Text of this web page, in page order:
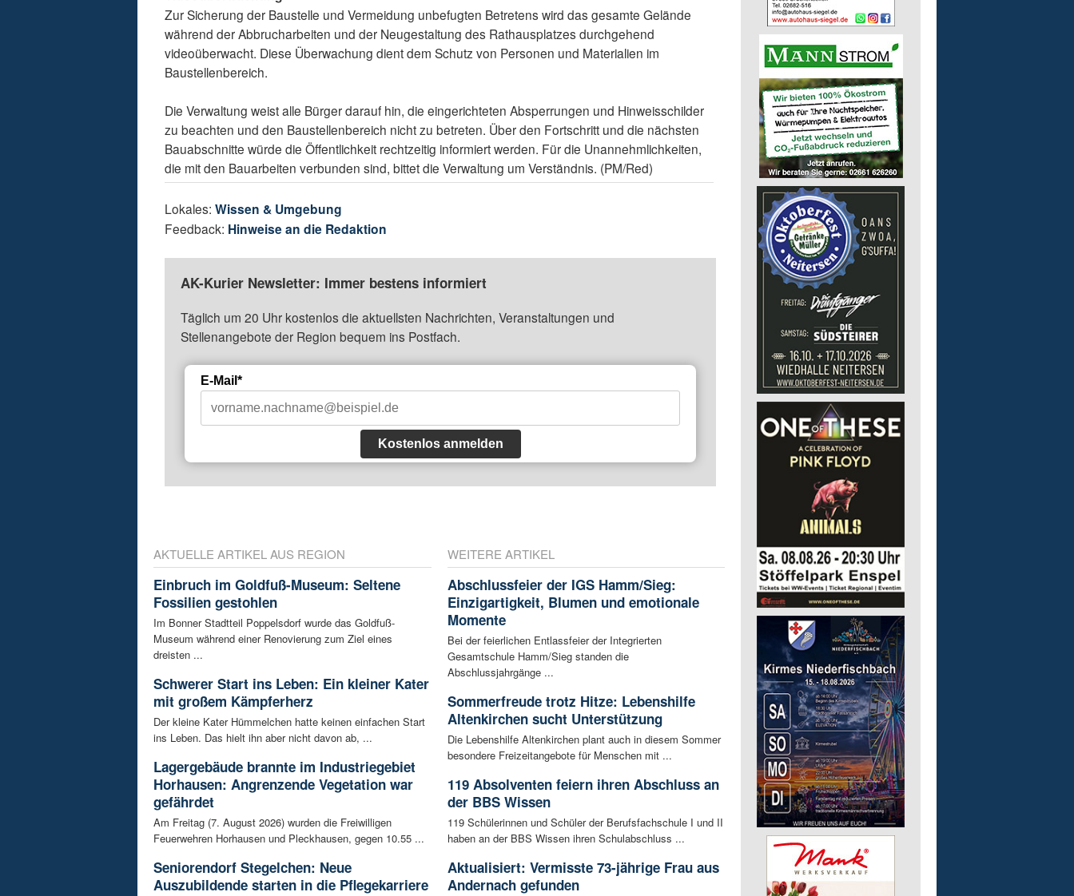
Zur Sicherung der Baustelle und Vermeidung unbefugten Betretens wird das gesamte Gelände
während der Abbrucharbeiten und der Neugestaltung des Rathausplatzes durchgehend
videoüberwacht. Diese Überwachung dient dem Schutz von Personen und Materialien im
Baustellenbereich.
Die Verwaltung weist alle Bürger darauf hin, die eingerichteten Absperrungen und Hinweisschilder
zu beachten und den Baustellenbereich nicht zu betreten. Über den Fortschritt und die nächsten
Bauabschnitte würde die Öffentlichkeit rechtzeitig informiert werden. Für die Unannehmlichkeiten,
die mit den Bauarbeiten verbunden sind, bittet die Verwaltung um Verständnis. (PM/Red)
Lokales:Wissen & Umgebung
Feedback: Hinweise an die Redaktion
AK-Kurier Newsletter: Immer bestens informiert
Täglich um 20 Uhr kostenlos die aktuellsten Nachrichten, Veranstaltungen und
Stellenangebote der Region bequem ins Postfach.
E-Mail*
Kostenlos anmelden
AKTUELLE ARTIKEL AUS REGION
Einbruch im Goldfuß-Museum: Seltene
Fossilien gestohlen
Im Bonner Stadtteil Poppelsdorf wurde das Goldfuß-
Museum während einer Renovierung zum Ziel eines
dreisten ...
Schwerer Start ins Leben: Ein kleiner Kater
mit großem Kämpferherz
Der kleine Kater Hümmelchen hatte keinen einfachen Start
ins Leben. Das hielt ihn aber nicht davon ab, ...
Lagergebäude brannte im Industriegebiet
Horhausen: Angrenzende Vegetation war
gefährdet
Am Freitag (7. August 2026) wurden die Freiwilligen
Feuerwehren Horhausen und Pleckhausen, gegen 10.55 ...
Seniorendorf Stegelchen: Neue
Auszubildende starten in die Pflegekarriere
WEITERE ARTIKEL
Abschlussfeier der IGS Hamm/Sieg:
Einzigartigkeit, Blumen und emotionale
Momente
Bei der feierlichen Entlassfeier der Integrierten
Gesamtschule Hamm/Sieg standen die
Abschlussjahrgänge ...
Sommerfreude trotz Hitze: Lebenshilfe
Altenkirchen sucht Unterstützung
Die Lebenshilfe Altenkirchen plant auch in diesem Sommer
besondere Freizeitangebote für Menschen mit ...
119 Absolventen feiern ihren Abschluss an
der BBS Wissen
119 Schülerinnen und Schüler der Berufsfachschule I und II
haben an der BBS Wissen ihren Schulabschluss ...
Aktualisiert: Vermisste 73-jährige Frau aus
Andernach gefunden